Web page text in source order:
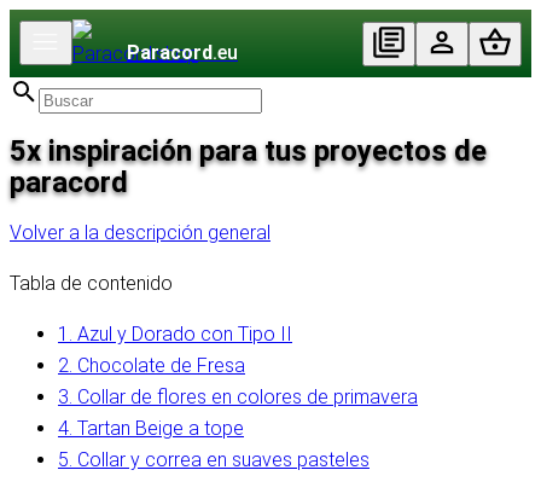
Paracord.eu
5x inspiración para tus proyectos de
paracord
Volver a la descripción general
Tabla de contenido
1. Azul y Dorado con Tipo II
2. Chocolate de Fresa
3. Collar de flores en colores de primavera
4. Tartan Beige a tope
5. Collar y correa en suaves pasteles